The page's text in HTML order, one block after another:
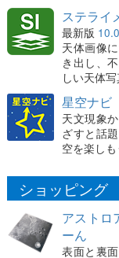
ステライ
最新版
天体画像
き出し、
しい天体
星空ナビ
天文現象
ざすと話
空を楽しも
ショッピング
アストロ
ーん
表面と裏